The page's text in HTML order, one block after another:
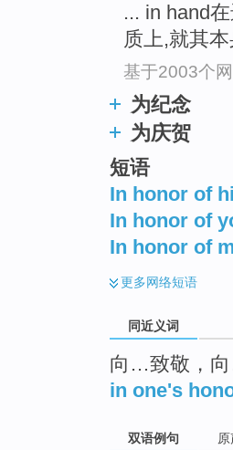
... in hand
质上,就其
基于2003个
为纪念
为庆贺
短语
In honor of
In honor of
In honor of
更多网络短语
同近义词
向…致敬，
in one's
双语例句